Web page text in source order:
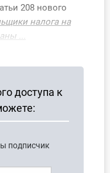
208 нового
налога на
...
доступа к
подписчик